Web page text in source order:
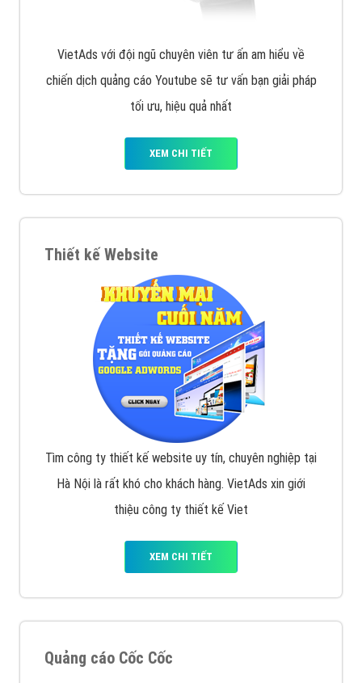
VietAds với đội ngũ chuyên viên tư ấn am hiểu về
chiến dịch quảng cáo Youtube sẽ tư vấn bạn giải pháp
tối ưu, hiệu quả nhất
XEM CHI TIẾT
Thiết kế Website
Tìm công ty thiết kế website uy tín, chuyên nghiệp tại
Hà Nội là rất khó cho khách hàng. VietAds xin giới
thiệu công ty thiết kế Viet
XEM CHI TIẾT
Quảng cáo Cốc Cốc